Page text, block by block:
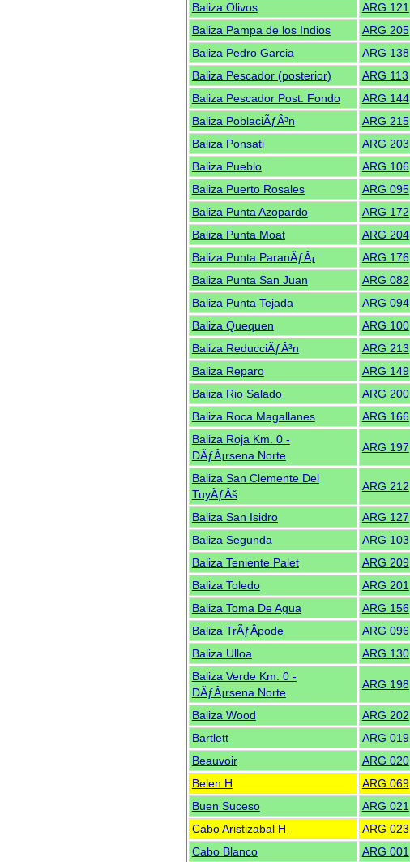
Baliza Olivos
ARG 121
Baliza Pampa de los Indios
ARG 205
Baliza Pedro Garcia
ARG 138
Baliza Pescador (posterior)
ARG 113
Baliza Pescador Post. Fondo
ARG 144
Baliza PoblaciÃƒÂ³n
ARG 215
Baliza Ponsati
ARG 203
Baliza Pueblo
ARG 106
Baliza Puerto Rosales
ARG 095
Baliza Punta Azopardo
ARG 172
Baliza Punta Moat
ARG 204
Baliza Punta ParanÃƒÂ¡
ARG 176
Baliza Punta San Juan
ARG 082
Baliza Punta Tejada
ARG 094
Baliza Quequen
ARG 100
Baliza ReducciÃƒÂ³n
ARG 213
Baliza Reparo
ARG 149
Baliza Rio Salado
ARG 200
Baliza Roca Magallanes
ARG 166
Baliza Roja Km. 0 -
DÃƒÂ¡rsena Norte
ARG 197
Baliza San Clemente Del
TuyÃƒÂš
ARG 212
Baliza San Isidro ARG 127
Baliza Segunda
ARG 103
Baliza Teniente Palet
ARG 209
Baliza Toledo
ARG 201
Baliza Toma De Agua
ARG 156
Baliza TrÃƒÂ­pode
ARG 096
Baliza Ulloa
ARG 130
Baliza Verde Km. 0 -
DÃƒÂ¡rsena Norte
ARG 198
Baliza Wood ARG 202
Bartlett
ARG 019
Beauvoir
ARG 020
Belen H
ARG 069
Buen Suceso
ARG 021
Cabo Aristizabal H
ARG 023
Cabo Blanco
ARG 001